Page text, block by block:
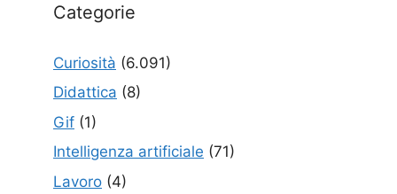
Categorie
Curiosità (6.091)
Didattica (8)
Gif (1)
Intelligenza artificiale (71)
Lavoro (4)